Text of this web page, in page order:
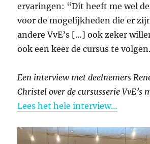
ervaringen: “Dit heeft me wel
voor de mogelijkheden die er
andere VvE’s […] ook zeker
ook een keer de cursus te
Een interview met deelnemers
Christel over de cursusserie VvE’s
Lees het hele interview…